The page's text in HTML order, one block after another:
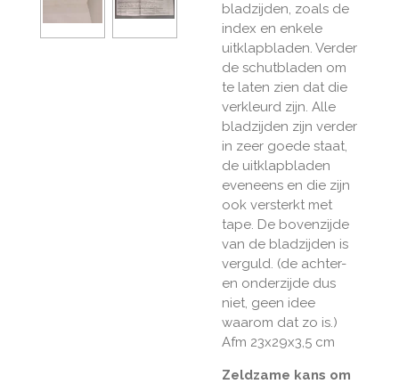
bladzijden, zoals de
index en enkele
uitklapbladen. Verder
de schutbladen om
te laten zien dat die
verkleurd zijn. Alle
bladzijden zijn verder
in zeer goede staat,
de uitklapbladen
eveneens en die zijn
ook versterkt met
tape. De bovenzijde
van de bladzijden is
verguld. (de achter-
en onderzijde dus
niet, geen idee
waarom dat zo is.)
Afm 23x29x3,5 cm
Zeldzame kans om